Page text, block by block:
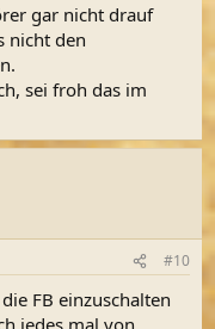
gar nicht drauf
nicht den
sei froh das im
#10
FB einzuschalten
jedes mal von